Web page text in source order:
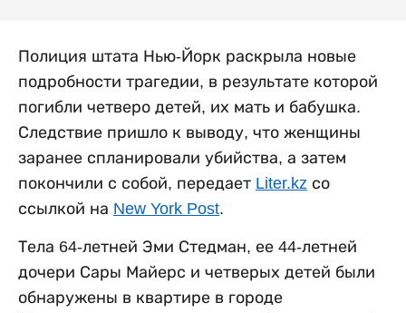
Полиция штата Нью-Йорк раскрыла новые
подробности трагедии, в результате которой
погибли четверо детей, их мать и бабушка.
Следствие пришло к выводу, что женщины
заранее спланировали убийства, а затем
покончили с собой, передает Liter.kz со
ссылкой на New York Post.
Тела 64-летней Эми Стедман, ее 44-летней
дочери Сары Майерс и четверых детей были
обнаружены в квартире в городе